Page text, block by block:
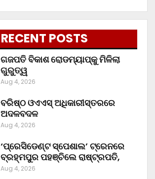
RECENT POSTS
ଗଜପତି ବିକାଶ ରୋଡମ୍ୟାପ୍‌କୁ ମିଳିଲା
ଗୁରୁତ୍ୱ
Aug 4, 2026
ବରିଷ୍ଠ ଓଏଏସ୍‌ ଅଧିକାରୀସ୍ତରରେ
ଅଦଳବଦଳ
Aug 4, 2026
‘ପ୍ରେସିଡେଣ୍ଟ ସ୍ପେଶାଲ’ ଟ୍ରେନରେ
ବ୍ରହ୍ମପୁର ପହଞ୍ଚିଲେ ରାଷ୍ଟ୍ରପତି,
Aug 4, 2026